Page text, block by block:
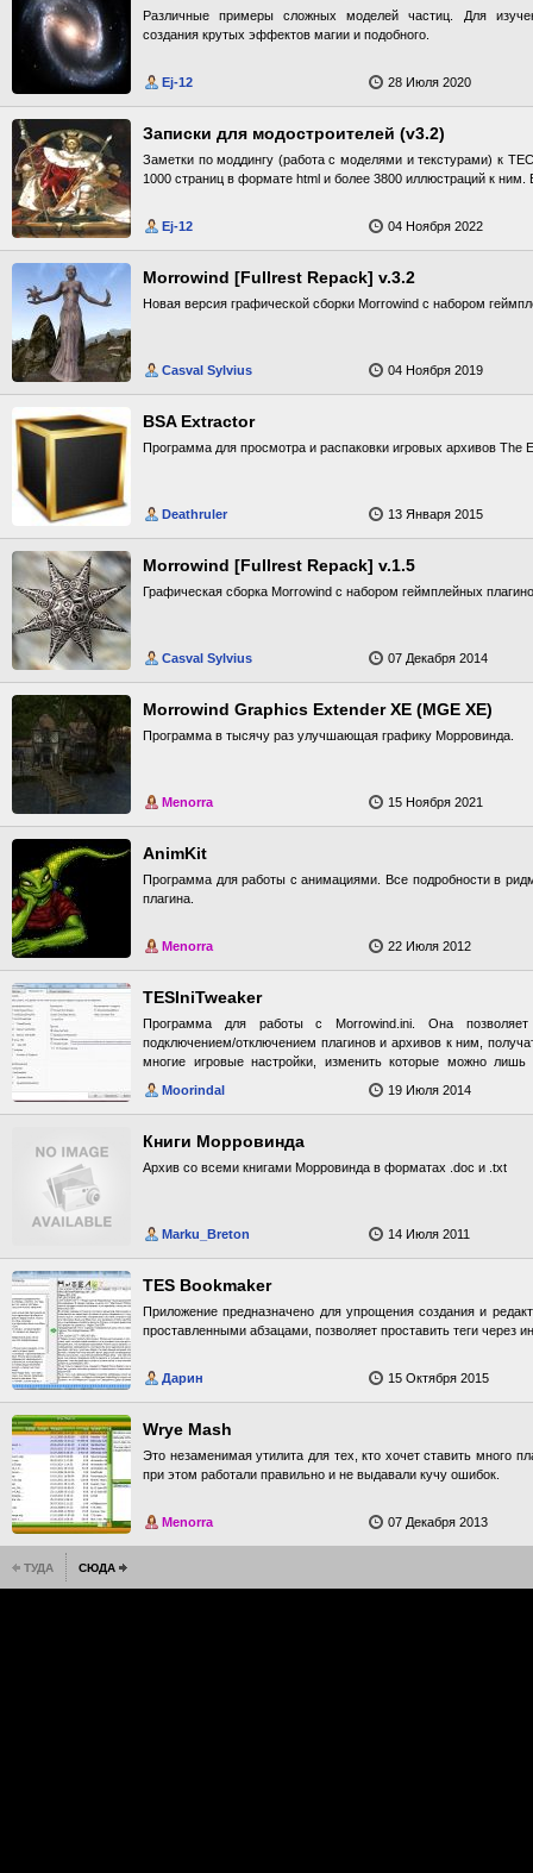
ТУДА СЮДА
Различные примеры сложных моделей частиц. Для
создания крутых эффектов магии и подобного.
Ej-12 28 Июля 2020
Записки для модостроителей (v3.2)
Заметки по моддингу (работа с моделями и текстурами) к
1000 страниц в формате html и более 3800 иллюстраций к ним.
Ej-12 04 Ноября 2022
Morrowind [Fullrest Repack] v.3.2
Новая версия графической сборки Morrowind с набором
Casval Sylvius 04 Ноября 2019
BSA Extractor
Программа для просмотра и распаковки игровых архивов The
Deathruler 13 Января 2015
Morrowind [Fullrest Repack] v.1.5
Графическая сборка Morrowind с набором геймплейных
Casval Sylvius 07 Декабря 2014
Morrowind Graphics Extender XE (MGE XE)
Программа в тысячу раз улучшающая графику Морровинда.
Menorra 15 Ноября 2021
AnimKit
Программа для работы с анимациями. Все подробности в
плагина.
Menorra 22 Июля 2012
TESIniTweaker
Программа для работы с Morrowind.ini. Она
подключением/отключением плагинов и архивов к ним,
многие игровые настройки, изменить которые можно лишь
файла Morrowind.ini.
Moorindal 19 Июля 2014
Книги Морровинда
Архив со всеми книгами Морровинда в форматах .doc и .txt
Marku_Breton 14 Июля 2011
TES Bookmaker
Приложение предназначено для упрощения создания и
проставленными абзацами, позволяет проставить теги через
Дарин 15 Октября 2015
Wrye Mash
Это незаменимая утилита для тех, кто хочет ставить много
при этом работали правильно и не выдавали кучу ошибок.
Menorra 07 Декабря 2013